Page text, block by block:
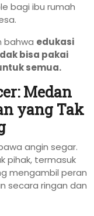
bagi ibu rumah
bahwa edukasi
bisa pakai
semua.
Medan
yang Tak
angin segar.
pihak, termasuk
mengambil peran
secara ringan dan